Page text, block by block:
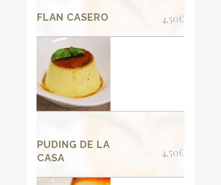
FLAN CASERO 4,50€
PUDING DE LA
CASA
4,50€